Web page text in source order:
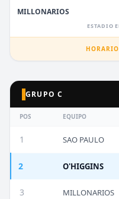
MILLONARIOS
ESTADIO
GRUPO C
POS EQUIPO
1 SAO PAULO
2 O'HIGGINS
3 MILLONARIOS